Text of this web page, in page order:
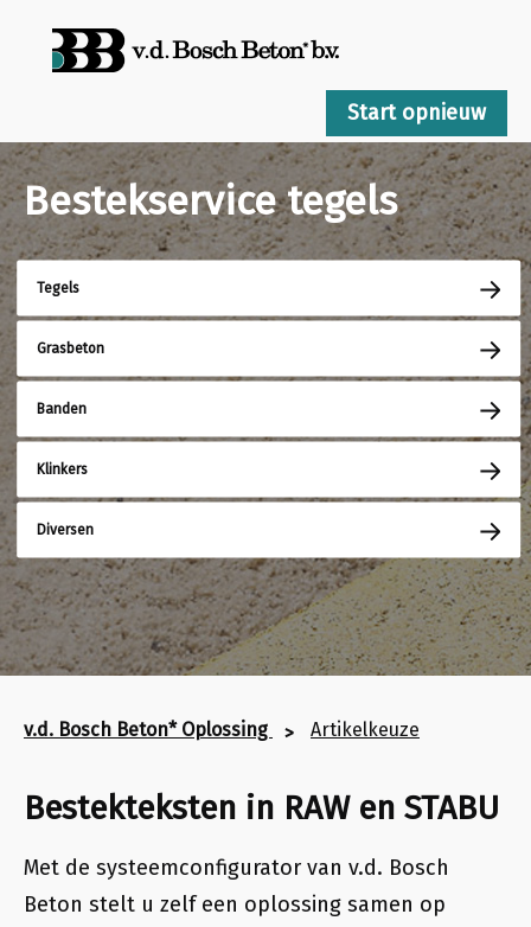
Start opnieuw
Bestekservice tegels
Tegels
Grasbeton
Banden
Klinkers
Diversen
v.d. Bosch Beton* Oplossing Artikelkeuze
Bestekteksten in RAW en STABU
Met de systeemconfigurator van v.d. Bosch
Beton stelt u zelf een oplossing samen op